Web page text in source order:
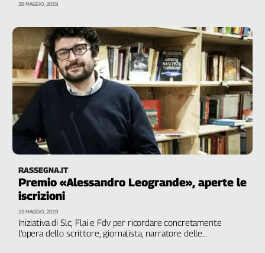
Emilia-
Friuli
Venezia
Giulia
Lazio
Liguria
Lombardia
Marche
Puglia
Sardegna
Sicilia
Toscana
Trentino
Umbria
28 MAGGIO, 2019
RASSEGNA.IT
Premio «Alessandro Leogrande», aperte le
iscrizioni
Iniziativa di Slc, Flai e Fdv per ricordare concretamente
l’opera dello scrittore, giornalista, narratore delle
15 MAGGIO, 2019